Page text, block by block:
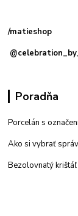
/matieshop
Poradňa
Porcelán s
Ako si vybrať
Bezolovnatý